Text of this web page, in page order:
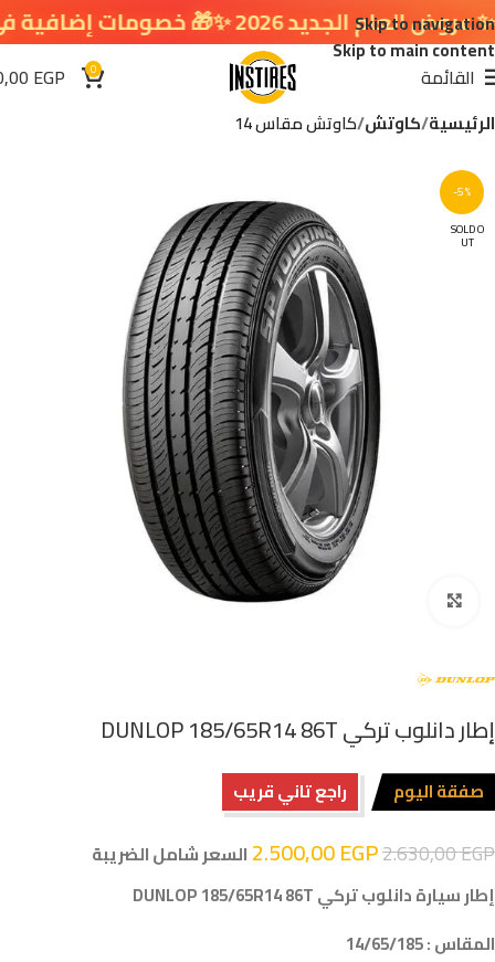
Skip to navigation
Skip to main content
القائمة 0
EGP
الرئيسية كاوتش كاوتش مقاس 14
-5%
SOLD O
UT
إطار دانلوب تركي DUNLOP 185/65R14 86T
صفقة اليوم راجع تاني قريب
2.630,00EGP
2.500,00EGP
السعر شامل الضريبة
إطار سيارة دانلوب تركي DUNLOP 185/65R14 86T
المقاس : 14/65/185
2026 ✨🎁 خصومات إضافية في سلة التسوق 🔥